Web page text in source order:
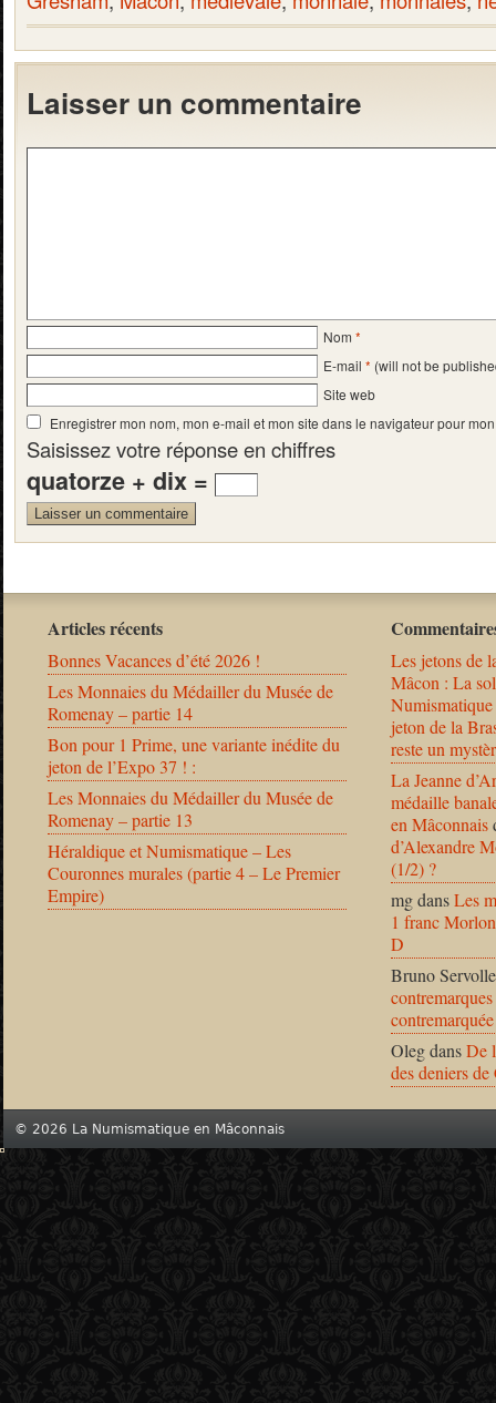
Laisser un commentaire
Nom *
E-mail * (will not be
Site web
Enregistrer mon nom, mon e-mail et mon site dans le navigateur pour
Saisissez votre réponse en chiffres
quatorze + dix =
Articles récents
Bonnes Vacances d’été 2026 !
Les Monnaies du Médailler du Musée de
Romenay – partie 14
Bon pour 1 Prime, une variante inédite du
jeton de l’Expo 37 ! :
Les Monnaies du Médailler du Musée de
Romenay – partie 13
Héraldique et Numismatique – Les
Couronnes murales (partie 4 – Le Premier
Empire)
Les jetons de
Mâcon : La
jeton de la
reste un
La Jeanne
médaille
en Mâconnais
d’Alexandre
(1/2) ?
mgdansLes
1 franc
D
Bruno Servolle
OlegdansDe
des deniers
© 2026 La Numismatique en Mâconnais